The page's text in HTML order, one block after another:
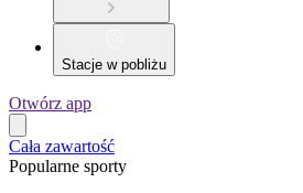
Stacje w pobliżu
Otwórz app
Cała zawartość
Popularne sporty